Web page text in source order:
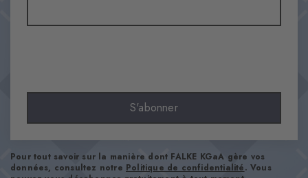
Aspect
Confort
ultra-doux
A côtes
Renforts
S'abonner
Pour tout savoir sur la manière dont FALKE KGaA gère vos
données, consultez notre Politique de confidentialité. Vous